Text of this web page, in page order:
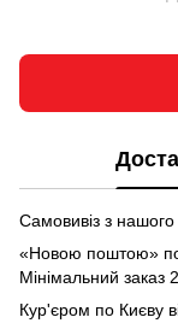
Самовивіз з
«Новою поштою» по
Мінімальний заказ
Кур'єром по Києву